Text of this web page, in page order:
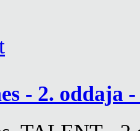
- 2. oddaja